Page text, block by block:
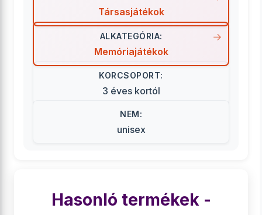
Társasjátékok
ALKATEGÓRIA:
Memóriajátékok
KORCSOPORT:
3 éves kortól
NEM:
unisex
Hasonló termékek -